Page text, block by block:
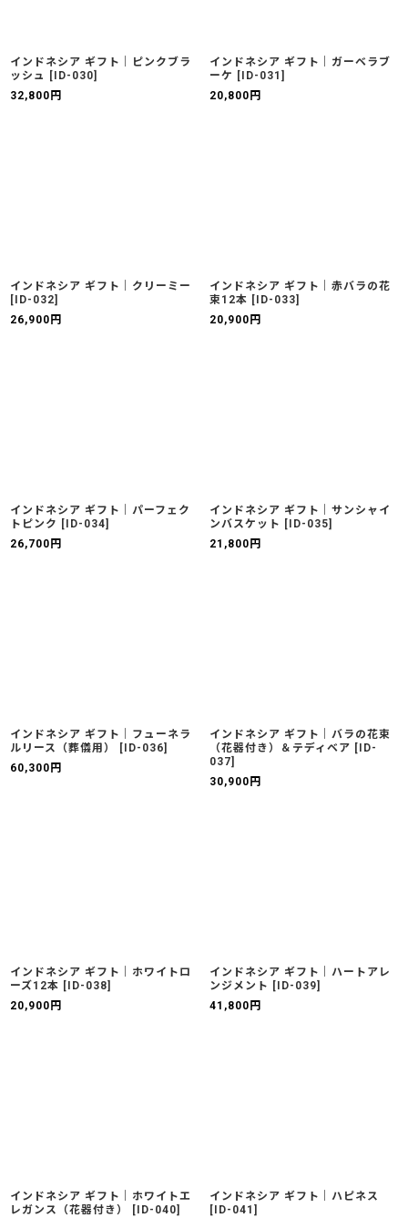
インドネシア ギフト｜ピンクブラ
ッシュ
[ ID-030]
32,800 円
インドネシア ギフト｜ガーベラブ
ーケ
[ ID-031 ]
20,800 円
インドネシア ギフト｜クリーミー
[ ID-032]
26,900 円
インドネシア ギフト｜赤バラの花
束12本 [ ID-033]
20,900 円
インドネシア ギフト｜パーフェク
トピンク
[ ID-034]
26,700 円
インドネシア ギフト｜サンシャイ
ンバスケット
[ ID-035]
21,800 円
インドネシア ギフト｜フューネラ
ルリース（葬儀用）
[ ID-036]
60,300 円
インドネシア ギフト｜バラの花束
（花器付き）＆テディベア [ ID-
037]
30,900 円
インドネシア ギフト｜ホワイトロ
ーズ12本 [ ID-038]
20,900 円
インドネシア ギフト｜ハートアレ
ンジメント
[ ID-039]
41,800 円
インドネシア ギフト｜ホワイトエ
レガンス（花器付き）
[ ID-040]
インドネシア ギフト｜ハピネス
[ ID-041 ]